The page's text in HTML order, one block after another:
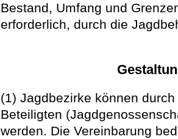
Bestand, Umfang und
erforderlich, durch die
(1) Jagdbezirke können
Beteiligten
werden. Die Vereinbarung